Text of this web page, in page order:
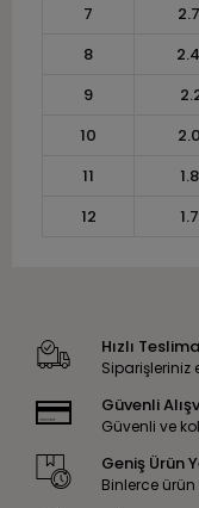
7
8
9
10
11
12
Hızlı
Siparişleriniz
Güvenli
Güvenli ve
Geniş Ürün
Binlerce